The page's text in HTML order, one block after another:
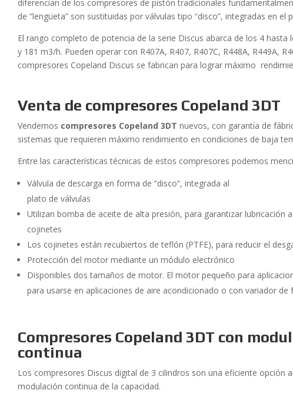
diferencian de los compresores de pistón tradicionales
de “lengüeta” son sustituidas por válvulas tipo “disco”, integradas en el
El rango completo de potencia de la serie Discus abarca de los 4
y 181 m3/h. Pueden operar con R407A, R407, R407C, R448A, R449A,
compresores Copeland Discus se fabrican para lograr máximo
Venta de compresores Copeland 3DT
Vendemos compresores Copeland 3DTnuevos, con garantía de
sistemas que requieren máximo rendimiento en condiciones de baja
Entre las características técnicas de estos compresores podemos
Válvula de descarga en forma de “disco”, integrada al
plato de válvulas
Utilizan bomba de aceite de alta presión, para garantizar
cojinetes
Los cojinetes están recubiertos de teflón (PTFE), para reducir el
Protección del motor mediante un módulo electrónico
Disponibles dos tamaños de motor. El motor pequeño para
para usarse en aplicaciones de aire acondicionado o con variador de
Compresores Copeland 3DT con
continua
Los compresores Discus digital de 3 cilindros son una eficiente opción
modulación continua de la capacidad.